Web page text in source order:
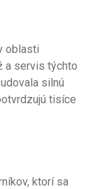
oblasti
a servis týchto
silnú
tisíce
ktorí sa